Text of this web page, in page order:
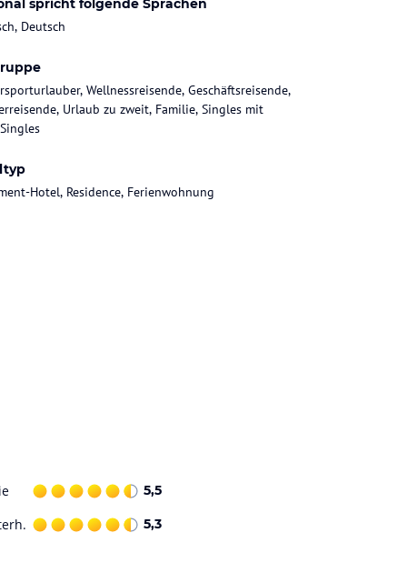
spricht folgende Sprachen
Deutsch
Wellnessreisende, Geschäftsreisende,
Urlaub zu zweit, Familie, Singles mit
Hotel, Residence, Ferienwohnung
5,5
5,3